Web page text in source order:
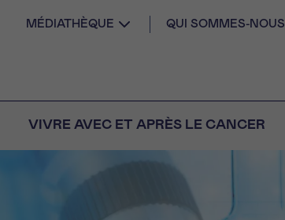
MÉDIATHÈQUE QUI SOMMES-NOUS
VIVRE AVEC ET APRÈS LE CANCER